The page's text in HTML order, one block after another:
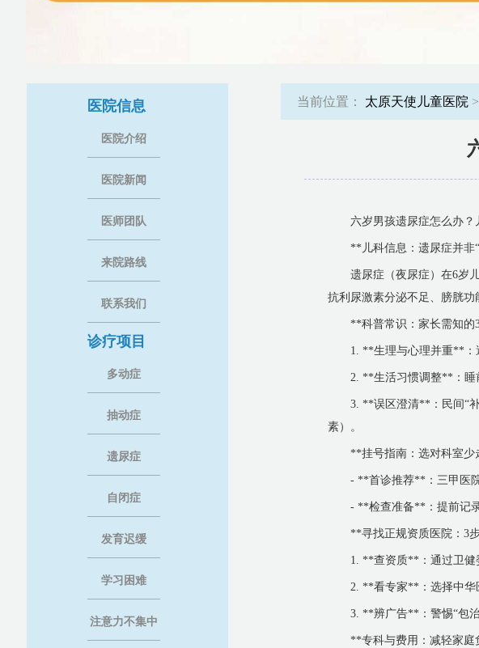
医院信息
医院介绍
医院新闻
医师团队
来院路线
联系我们
诊疗项目
多动症
抽动症
遗尿症
自闭症
发育迟缓
学习困难
注意力不集中
当前位置： 太原天使儿童医院 >
六岁男孩遗尿症怎么办
**儿科信息：遗尿症并非
遗尿症（夜尿症）在6岁
抗利尿激素分泌不足、膀胱功
**科普常识：家长需知的
1. **生理与心理并重**：
2. **生活习惯调整**：睡
3. **误区澄清**：民间“
素）。
**挂号指南：选对科室
- **首诊推荐**：三甲医
- **检查准备**：提前记
**寻找正规资质医院：3
1. **查资质**：通过卫健
2. **看专家**：选择中华
3. **辨广告**：警惕“包
**专科与费用：减轻家